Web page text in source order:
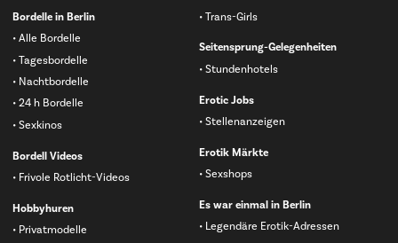
Bordelle in Berlin
Alle Bordelle
Tagesbordelle
Nachtbordelle
24 h Bordelle
Sexkinos
Bordell Videos
Frivole Rotlicht-Videos
Hobbyhuren
Privatmodelle
Trans-Girls
Seitensprung-Gelegenheiten
Stundenhotels
Erotic Jobs
Stellenanzeigen
Erotik Märkte
Sexshops
Es war einmal in Berlin
Legendäre Erotik-Adressen